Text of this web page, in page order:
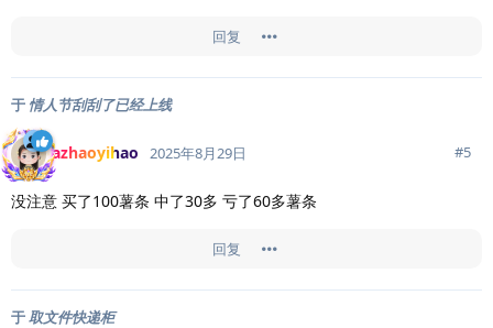
回复
于 情人节刮刮了已经上线
azhaoyihao 2025年8月29日 #5
没注意 买了100薯条 中了30多 亏了60多薯条
回复
于取文件快递柜